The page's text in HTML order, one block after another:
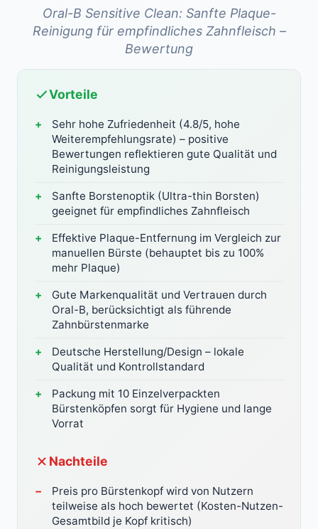
Oral-B Sensitive Clean: Sanfte Plaque-
Reinigung für empfindliches Zahnfleisch –
Bewertung
Vorteile
Sehr hohe Zufriedenheit (4.8/5, hohe
Weiterempfehlungsrate) – positive
Bewertungen reflektieren gute Qualität und
Reinigungsleistung
Sanfte Borstenoptik (Ultra-thin Borsten)
geeignet für empfindliches Zahnfleisch
Effektive Plaque-Entfernung im Vergleich zur
manuellen Bürste (behauptet bis zu 100%
mehr Plaque)
Gute Markenqualität und Vertrauen durch
Oral-B, berücksichtigt als führende
Zahnbürstenmarke
Deutsche Herstellung/Design – lokale
Qualität und Kontrollstandard
Packung mit 10 Einzelverpackten
Bürstenköpfen sorgt für Hygiene und lange
Vorrat
Nachteile
Preis pro Bürstenkopf wird von Nutzern
teilweise als hoch bewertet (Kosten-Nutzen-
Gesamtbild je Kopf kritisch)